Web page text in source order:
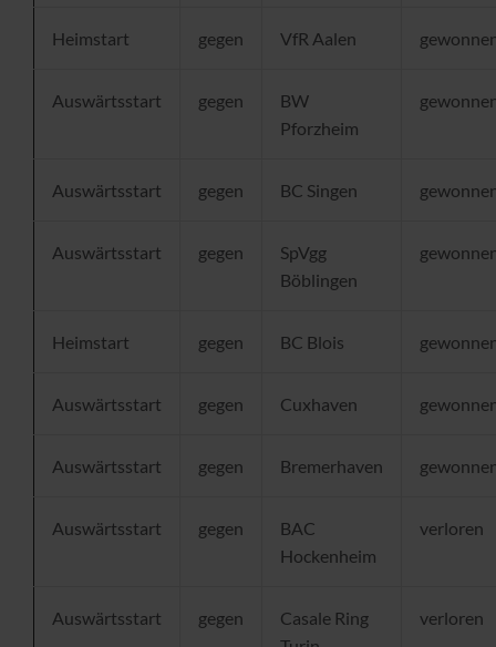
Heimstart gegen VfR Aalen
Auswärtsstart gegen
BW
Pforzheim
Auswärtsstart gegen BC Singen
Auswärtsstart gegen
SpVgg
Böblingen
Heimstart gegen BC Blois
Auswärtsstart gegen Cuxhaven
Auswärtsstart gegen Bremerhaven
Auswärtsstart gegen
BAC
Hockenheim
verloren
Auswärtsstart gegen
Casale Ring
verloren